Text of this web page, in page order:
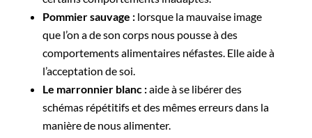
Pommier sauvage :lorsque la mauvaise image
que l’on a de son corps nous pousse à des
comportements alimentaires néfastes. Elle aide à
l’acceptation de soi.
Le marronnier blanc :aide à se libérer des
schémas répétitifs et des mêmes erreurs dans la
manière de nous alimenter.